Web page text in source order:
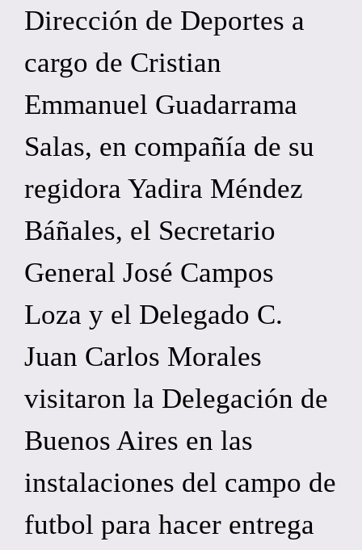
Dirección de Deportes a
cargo de Cristian
Emmanuel Guadarrama
Salas, en compañía de su
regidora Yadira Méndez
Báñales, el Secretario
General José Campos
Loza y el Delegado C.
Juan Carlos Morales
visitaron la Delegación de
Buenos Aires en las
instalaciones del campo de
futbol para hacer entrega